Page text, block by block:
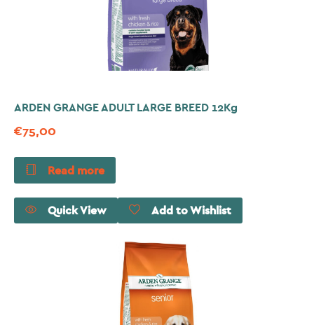
ARDEN GRANGE ADULT LARGE BREED 12Kg
€75,00
Read more
Quick View Add to Wishlist